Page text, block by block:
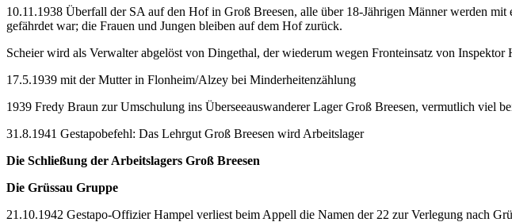
10.11.1938 Überfall der SA auf den Hof in Groß Breesen, alle über 18-Jährigen Männer werden
gefährdet war; die Frauen und Jungen bleiben auf dem Hof zurück.
Scheier wird als Verwalter abgelöst von Dingethal, der wiederum wegen Fronteinsatz von
17.5.1939 mit der Mutter in Flonheim/Alzey bei Minderheitenzählung
1939 Fredy Braun zur Umschulung ins Überseeauswanderer Lager Groß Breesen, vermutlich viel
31.8.1941 Gestapobefehl: Das Lehrgut Groß Breesen wird Arbeitslager
Die Schließung der Arbeitslagers Groß Breesen
Die Grüssau Gruppe
21.10.1942 Gestapo-Offizier Hampel verliest beim Appell die Namen der 22 zur Verlegung nach